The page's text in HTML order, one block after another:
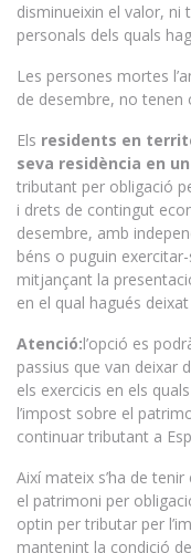
disminueixin el valor, ni
personals dels quals
Les persones mortes
de desembre, no tenen
Els residents en
seva residència en
tributant per obligació
i drets de contingut
desembre, amb
béns o puguin exercitar-
mitjançant la
en el qual hagués
Atenció:l’opció es
passius que van deixar
els exercicis en els
l’impost sobre el
continuar tributant a
Així mateix s’ha de
el patrimoni per
optin per tributar per
mantenint la condició